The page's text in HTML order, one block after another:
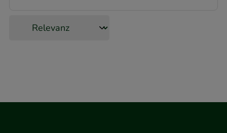
Verhaltensweisen (z.B. Spracheinstellung)